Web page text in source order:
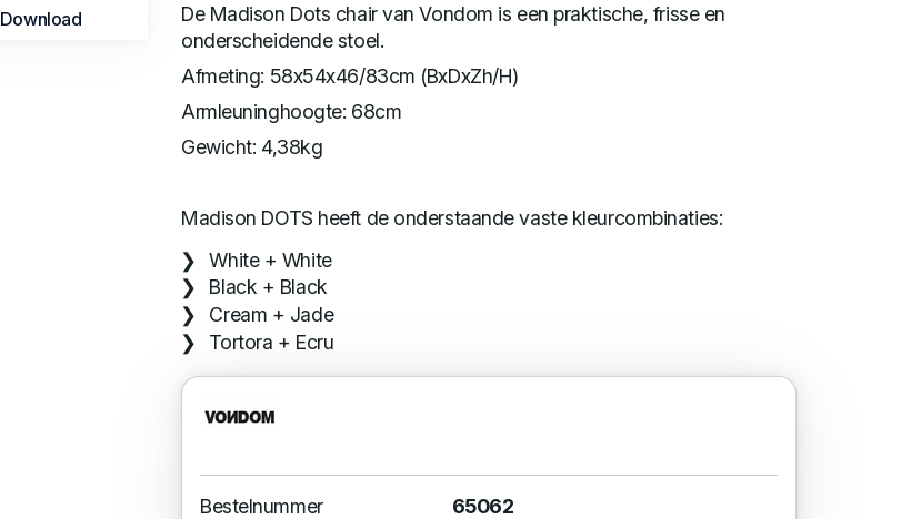
Download
De Madison Dots chair van Vondom is een praktische, frisse en
onderscheidende stoel.
Afmeting: 58x54x46/83cm (BxDxZh/H)
Armleuninghoogte: 68cm
Gewicht: 4,38kg
Madison DOTS heeft de onderstaande vaste kleurcombinaties:
White + White
Black + Black
Cream + Jade
Tortora + Ecru
Bestelnummer
65062